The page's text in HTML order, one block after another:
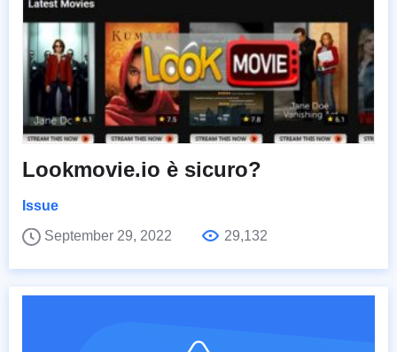
Lookmovie.io è sicuro?
Issue
September 29, 2022
29,132